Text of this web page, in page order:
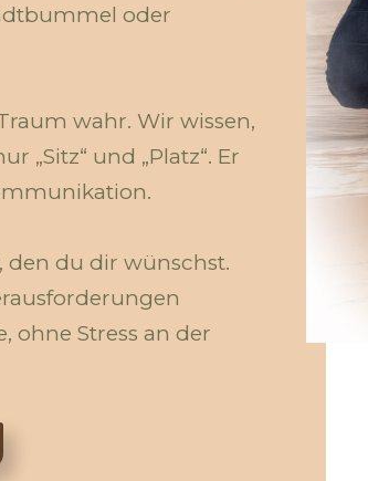
oder
wahr. Wir wissen,
„Sitz“ und „Platz“. Er
, den du dir wünschst.
ohne Stress an der